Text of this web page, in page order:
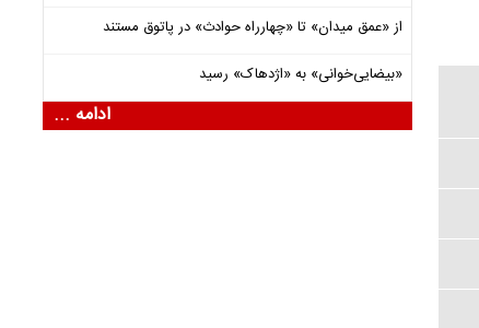
از «عمق میدان» تا «چهارراه حوادث» در پاتوق مستند
«بیضایی‌خوانی» به «اژدهاک» رسید
ادامه ...